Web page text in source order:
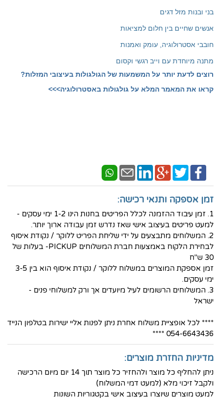
בני ובנות מזל דגים
אנשים שחיים בין חלום למציאות
חובבי אסטרולוגיה, עומק ואמנות
מתנה מיוחדת עם וייב רגשי וקסום
רוצים לדעת יותר על המשמעות של הגולגולות בעיצובי המזלות?
קראו את המאמר המלא על גולגולות באסטרולוגיה>>>
זמן אספקה ותנאי רכישה:
1. זמן עיבוד ההזמנה לכלל הפריטים בחנות הינו 1-2 ימי עסקים -
למעט פריטים בעיצוב אישי שאז נדרש זמן עבודה ארוך יותר.
2. המשלוחים מתבצעים על ידי שליחת הפריט ללוקר / נקודת איסוף
לבחירת הלקוח באמצעות חברת המשלוחים PICKUP- בעלות של
30 ש"ח
זמן אספקת המוצרים במשלוח ללוקר / נקודת איסוף הוא בין 3-5
ימי עסקים.
3. המשלוחים הרשומים לעיל מיועדים אך ורק למשלוחי פנים -
ישראל
**** לכל אופציית משלוח אחרת ניתן לפנות אליי ישירות בטלפון הנייד
054-6643436 ****
מדיניות החזרת מוצרים:
ניתן להחליף כל מוצר ולהחזיר כל מוצר תוך 14 יום מיום הרכישה
ולקבל זיכוי מלא (למעט דמי המשלוח)
למעט מוצרים שיוצרו בעיצוב אישי בקטגוריות השונות